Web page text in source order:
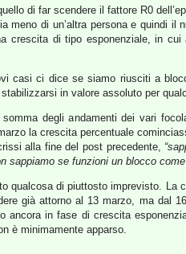
quello di far scendere il fattore R0
meno di un’altra persona e quindi
crescita di tipo esponenziale, in
casi ci dice se siamo riusciti a
in valore assoluto per
somma degli andamenti dei vari
la crescita percentuale
alla fine del post precedente,
sappiamo se funzioni un blocco come
qualcosa di piuttosto imprevisto.
già attorno al 13 marzo, ma dal
ancora in fase di crescita
è minimamente apparso.